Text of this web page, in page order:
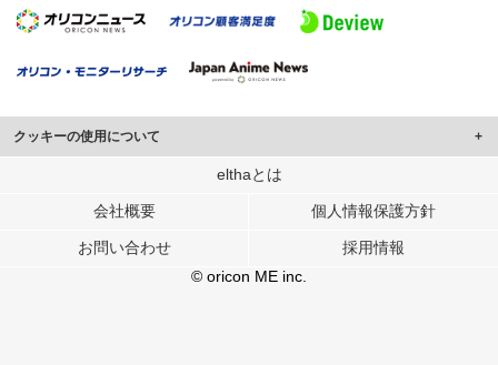
クッキーの使用について
このサイトでは Cookie を使用して、ユーザーに合わせたコンテンツや広告の
行っています。
メディアや広告配信、データ解析の各パートナーに提供しています。
各パートナーは、この情報とユーザーが各パートナーに提供した他の情報や、
ユーザーが各パートナーのサービスを使用したときに収集した他の情報を組み
elthaとは
会社概要 個人情報保護方針
お問い合わせ
採用情報
© oricon ME inc.